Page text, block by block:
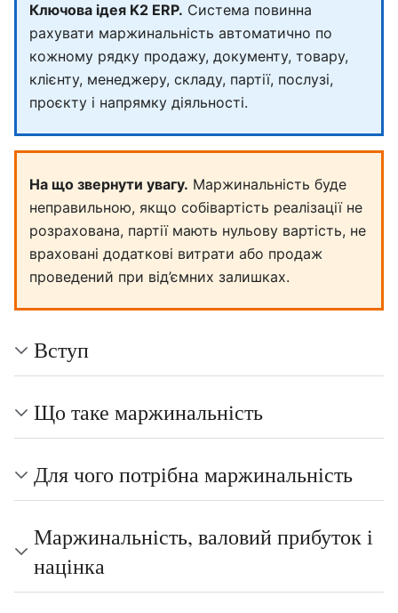
Ключова ідея K2 ERP. Система повинна
рахувати маржинальність автоматично по
кожному рядку продажу, документу, товару,
клієнту, менеджеру, складу, партії, послузі,
проєкту і напрямку діяльності.
На що звернути увагу. Маржинальність буде
неправильною, якщо собівартість реалізації не
розрахована, партії мають нульову вартість, не
враховані додаткові витрати або продаж
проведений при від’ємних залишках.
Вступ
Що таке маржинальність
Для чого потрібна маржинальність
Маржинальність, валовий прибуток і
націнка